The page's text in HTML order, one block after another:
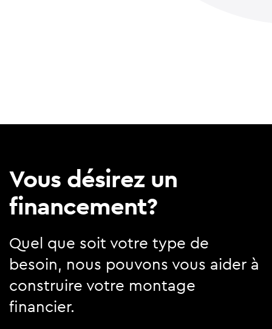
Vous désirez un
financement?
Quel que soit votre type de
besoin, nous pouvons vous aider à
construire votre montage
financier.